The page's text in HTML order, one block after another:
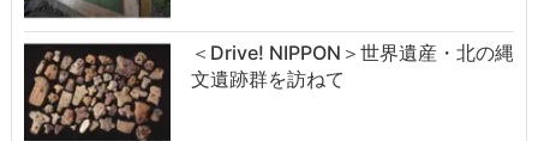
＜Drive! NIPPON＞世界遺産・北の縄
文遺跡群を訪ねて